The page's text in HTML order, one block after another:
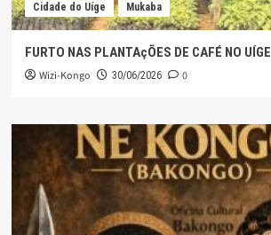
Cidade do Uíge Mukaba
FURTO NAS PLANTAçÕES DE CAFÉ NO UÍGE
Wizi-Kongo 30/06/2026 0